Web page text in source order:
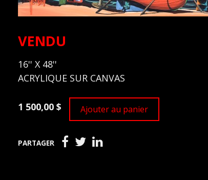
VENDU
16'' X 48''
ACRYLIQUE SUR CANVAS
1 500,00 $ Ajouter au panier
PARTAGER